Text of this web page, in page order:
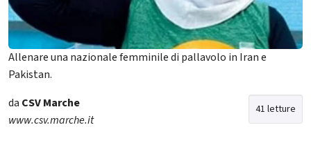
Allenare una nazionale femminile di pallavolo in Iran e
Pakistan.
41 letture
da CSV Marche
www.csv.marche.it